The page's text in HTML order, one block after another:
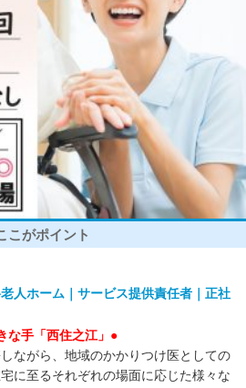
こがポイント
人ホーム｜サービス提供責任者｜正社
な手「西住之江」●
ながら、地域のかかりつけ医としての
に至るそれぞれの場面に応じた様々な